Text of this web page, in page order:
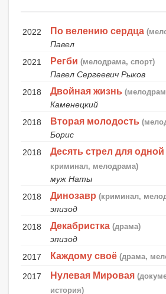
2022 По велению сердца
Павел
2021
Регби (мелодрама, спорт)
Павел Сергеевич Рыков
2018
Двойная жизнь
Каменецкий
2018
Вторая молодость
Борис
2018
Десять стрел для одной
криминал, мелодрама)
муж Наты
2018
Динозавр (криминал,
эпизод
2018
Декабристка (драма)
эпизод
2017
Каждому своё (драма,
2017 Нулевая Мировая
история)